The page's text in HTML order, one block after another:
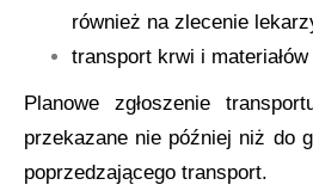
również na zlecenie
transport krwi i
Planowe zgłoszenie
przekazane nie później niż do
poprzedzającego transport.